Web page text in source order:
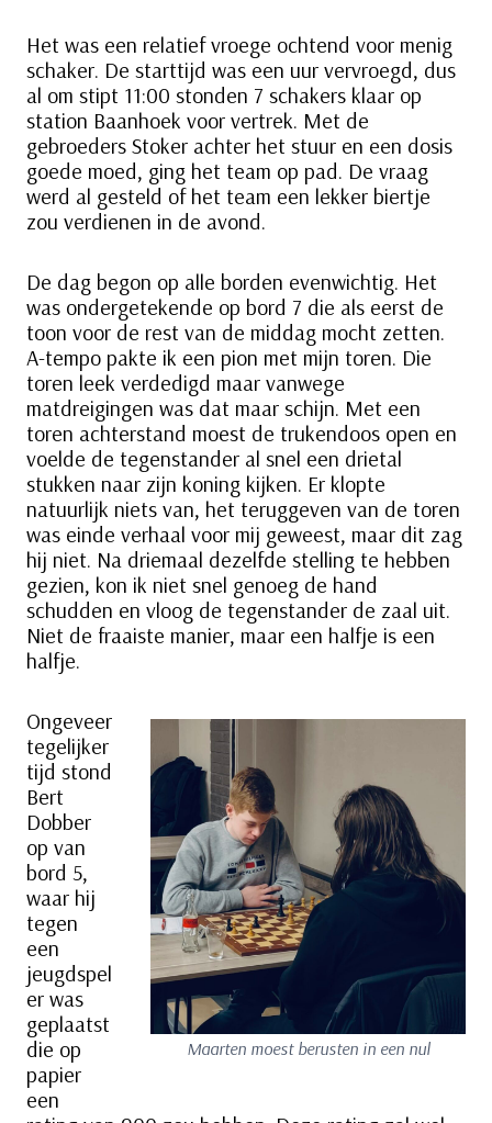
Het was een relatief vroege ochtend voor menig
schaker. De starttijd was een uur vervroegd, dus
al om stipt 11:00 stonden 7 schakers klaar op
station Baanhoek voor vertrek. Met de
gebroeders Stoker achter het stuur en een dosis
goede moed, ging het team op pad. De vraag
werd al gesteld of het team een lekker biertje
zou verdienen in de avond.
De dag begon op alle borden evenwichtig. Het
was ondergetekende op bord 7 die als eerst de
toon voor de rest van de middag mocht zetten.
A-tempo pakte ik een pion met mijn toren. Die
toren leek verdedigd maar vanwege
matdreigingen was dat maar schijn. Met een
toren achterstand moest de trukendoos open en
voelde de tegenstander al snel een drietal
stukken naar zijn koning kijken. Er klopte
natuurlijk niets van, het teruggeven van de toren
was einde verhaal voor mij geweest, maar dit zag
hij niet. Na driemaal dezelfde stelling te hebben
gezien, kon ik niet snel genoeg de hand
schudden en vloog de tegenstander de zaal uit.
Niet de fraaiste manier, maar een halfje is een
halfje.
Maarten moest berusten in een nul
Ongeveer
tegelijker
tijd stond
Bert
Dobber
op van
bord 5,
waar hij
tegen
een
jeugdspel
er was
geplaatst
die op
papier
een